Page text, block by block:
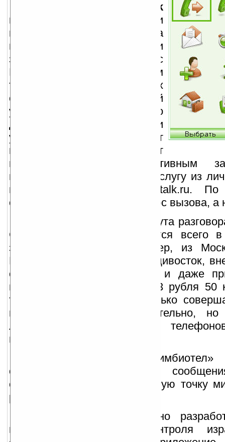
EZtalk
можно осуществлять звонки
по выгодным расценкам на
местные, региональные и
зарубежные номера. Сервис
EZtalk работает на любом
тарифном плане сотовых
операторов, с подключенной
услугой EDGE/GPRS. Но
даже в том случае, если
услуга EDGE/GPRS будет
недоступна, абонент сможет
воспользоваться альтернативным
помощи SMS или заказать услугу из
на нашем сайте www.eztalk.ru. По
осуществляется только запрос вызова, а
В качестве примера: минута
США или Европой обойдется всего
звонок по России, например, из
Петербург, Самару или Владивосток,
от операторов GSM связи и даже
городские номера, всего в 3 рубля 50
того, абонент может не только
низким тарифам самостоятельно,
любых других владельцев
выбору и за свой счет и т.п.
Инфраструктура
осуществлять обмен SMS
стоимость сообщения в любую точку
руб.
Кроме этого, специально
постоянного учета и контроля